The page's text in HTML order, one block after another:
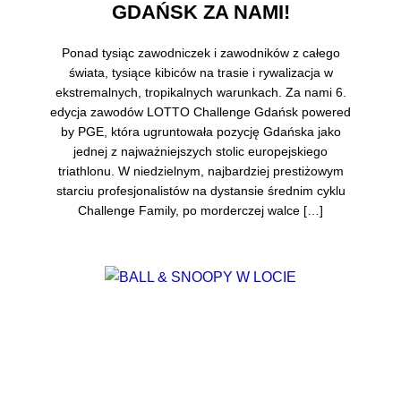
GDAŃSK ZA NAMI!
Ponad tysiąc zawodniczek i zawodników z całego
świata, tysiące kibiców na trasie i rywalizacja w
ekstremalnych, tropikalnych warunkach. Za nami 6.
edycja zawodów LOTTO Challenge Gdańsk powered
by PGE, która ugruntowała pozycję Gdańska jako
jednej z najważniejszych stolic europejskiego
triathlonu. W niedzielnym, najbardziej prestiżowym
starciu profesjonalistów na dystansie średnim cyklu
Challenge Family, po morderczej walce […]